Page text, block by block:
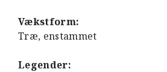
Vækstform:
Træ, enstammet
Legender: